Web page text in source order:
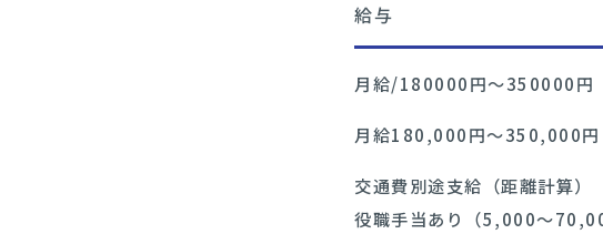
給与
月給/180000円〜350000円
月給180,000円〜350,000円
交通費別途支給（距離計算）
役職手当あり（5,000〜